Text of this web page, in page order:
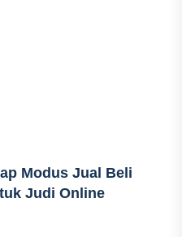
Modus Jual Beli
Judi Online